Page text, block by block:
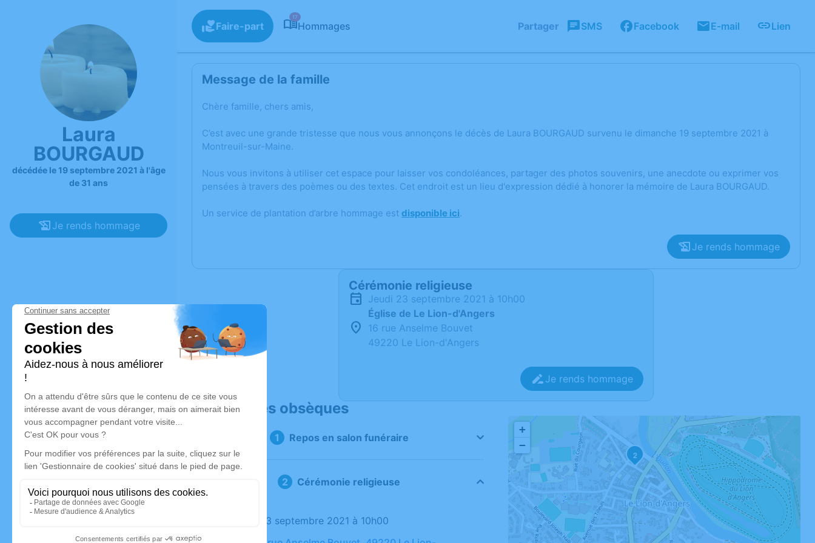
Laura
BOURGAUD
décédée le 19 septembre 2021 à l'âge
de 31 ans
Je rends hommage
Faire-part
17
Hommages Partager SMS Facebook E-mail Lien
Message de la famille
Chère famille, chers amis,
C’est avec une grande tristesse que nous vous annonçons le décès de Laura BOURGAUD survenu le dimanche 19 septembre 2021 à
Montreuil-sur-Maine.
Nous vous invitons à utiliser cet espace pour laisser vos condoléances, partager des photos souvenirs, une anecdote ou exprimer vos
pensées à travers des poèmes ou des textes. Cet endroit est un lieu d'expression dédié à honorer la mémoire de Laura BOURGAUD.
Un service de plantation d’arbre hommage est disponible ici.
Je rends hommage
Cérémonie religieuse
jeudi 23 septembre 2021 à 10h00
Église de Le Lion-d'Angers
16 rue Anselme Bouvet
49220 Le Lion-d'Angers
Je rends hommage
Déroulé des obsèques
Repos en salon funéraire
Cérémonie religieuse
Le jeudi 23 septembre 2021 à 10h00
2
+
−